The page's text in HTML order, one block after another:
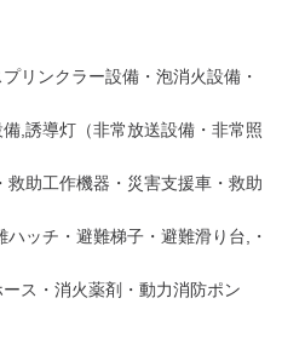
リンクラー設備・泡消火設備・
,誘導灯（非常放送設備・非常照
助工作機器・災害支援車・救助
ッチ・避難梯子・避難滑り台,・
ス・消火薬剤・動力消防ポン